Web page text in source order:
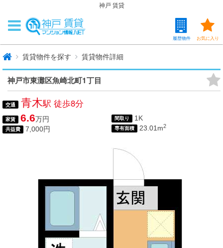
神戸 賃貸
お気に入り
履歴物件
賃貸物件を探す 賃貸物件詳細
神戸市東灘区魚崎北町1丁目
交通 青木駅 徒歩8分
家賃 6.6万円
共益費 7,000円
間取り 1K
専有面積 23.01m2